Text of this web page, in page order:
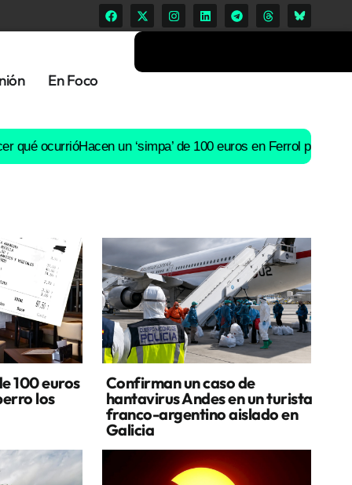
En Foco
Hacen un ‘simpa’ de 100 euros en Ferrol pero su perro los
100 euros
los
Confirman un caso de
hantavirus Andes en un turista
franco-argentino aislado en
Galicia